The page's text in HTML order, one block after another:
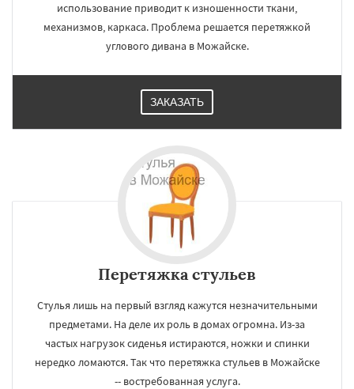
использование приводит к изношенности ткани,
механизмов, каркаса. Проблема решается перетяжкой
углового дивана в Можайске.
ЗАКАЗАТЬ
Перетяжка стульев
Стулья лишь на первый взгляд кажутся незначительными
предметами. На деле их роль в домах огромна. Из-за
частых нагрузок сиденья истираются, ножки и спинки
нередко ломаются. Так что перетяжка стульев в Можайске
-- востребованная услуга.